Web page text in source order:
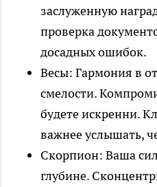
заслуженную
проверка
досадных ошибок.
Весы: Гармония в
смелости.
будете искренни.
важнее услышать,
Скорпион: Ваша
глубине.